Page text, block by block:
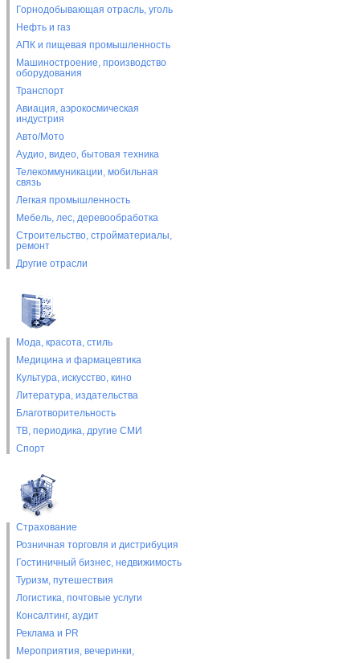
Горнодобывающая отрасль, уголь
Нефть и газ
АПК и пищевая промышленность
Машиностроение, производство
оборудования
Транспорт
Авиация, аэрокосмическая
индустрия
Авто/Мото
Аудио, видео, бытовая техника
Телекоммуникации, мобильная
связь
Легкая промышленность
Мебель, лес, деревообработка
Строительство, стройматериалы,
ремонт
Другие отрасли
Мода, красота, стиль
Медицина и фармацевтика
Культура, искусство, кино
Литература, издательства
Благотворительность
ТВ, периодика, другие СМИ
Спорт
Страхование
Розничная торговля и дистрибуция
Гостиничный бизнес, недвижимость
Туризм, путешествия
Логистика, почтовые услуги
Консалтинг, аудит
Реклама и PR
Мероприятия, вечеринки,